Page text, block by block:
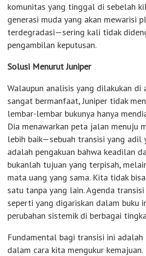
komunitas yang tinggal di sebelah
generasi muda yang akan mewarisi
terdegradasi—sering kali tidak
pengambilan keputusan.
Solusi Menurut Juniper
Walaupun analisis yang dilakukan di
sangat bermanfaat, Juniper tidak
lembar-lembar bukunya hanya
Dia menawarkan peta jalan menuju
lebih baik—sebuah transisi yang adil
adalah pengakuan bahwa keadilan
bukanlah tujuan yang terpisah,
mata uang yang sama. Kita tidak
satu tanpa yang lain. Agenda
seperti yang digariskan dalam buku
perubahan sistemik di berbagai
Fundamental bagi transisi ini adalah
dalam cara kita mengukur